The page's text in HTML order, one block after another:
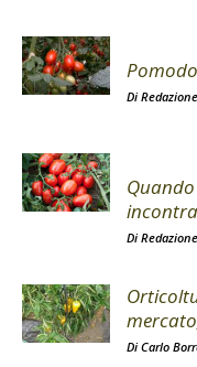
Di
Di
Di Carlo